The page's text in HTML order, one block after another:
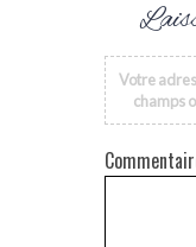
Votre
champs